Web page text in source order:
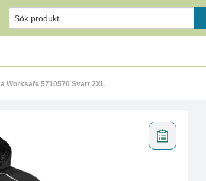
Worksafe 5710570 Svart 2XL